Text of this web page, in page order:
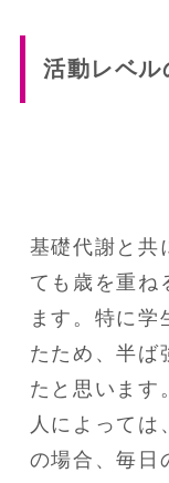
活動レベル
基礎代謝と共
ても歳を重ね
ます。特に学
たため、半ば
たと思います
人によっては
の場合、毎日